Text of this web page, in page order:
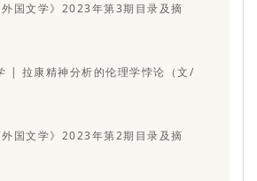
国文学》2023年第3期目录及摘
| 拉康精神分析的伦理学悖论（文/
国文学》2023年第2期目录及摘